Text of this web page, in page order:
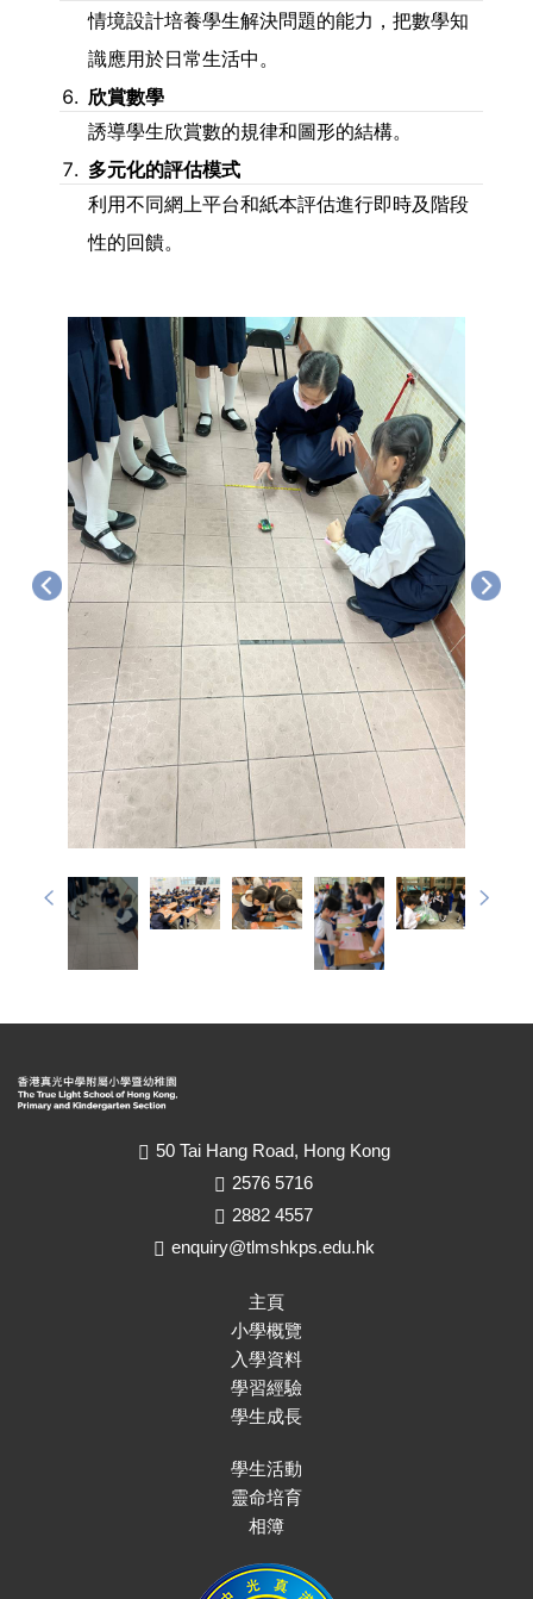
情境設計培養學生解決問題的能力，把數學知
識應用於日常生活中。
欣賞數學
誘導學生欣賞數的規律和圖形的結構。
多元化的評估模式
利用不同網上平台和紙本評估進行即時及階段
性的回饋。
50 Tai Hang Road, Hong Kong
2576 5716
2882 4557
enquiry@tlmshkps.edu.hk
主頁
小學概覽
入學資料
學習經驗
學生成長
學生活動
靈命培育
相簿